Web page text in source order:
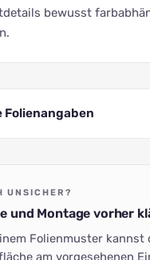
bewusst
Folienangaben
UNSICHER?
und Montage vorher
Folienmuster kannst
am vorgesehenen